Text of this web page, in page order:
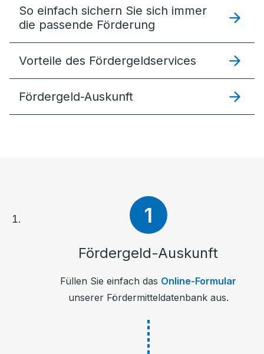
So einfach sichern Sie sich immer
die passende Förderung
Vorteile des Fördergeldservices
Fördergeld-Auskunft
Fördergeld-Auskunft
Füllen Sie einfach das Online-Formular
unserer Fördermitteldatenbank aus.